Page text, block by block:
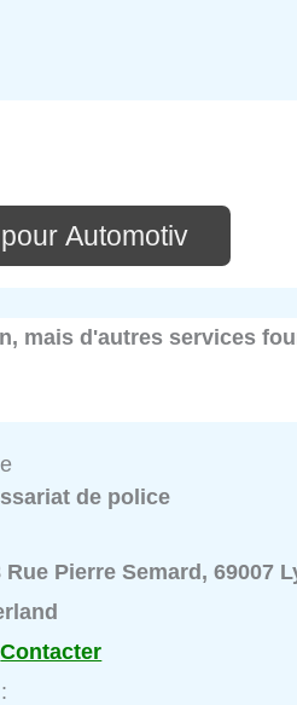
Automotiv
mais d'autres services
de police
Rue Pierre Semard, 69007
Contacter